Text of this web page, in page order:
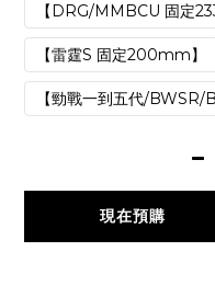
【DRG/MMBCU 固定
【雷霆S 固定200mm】
【勁戰一到五代/BWSR/
現在預購